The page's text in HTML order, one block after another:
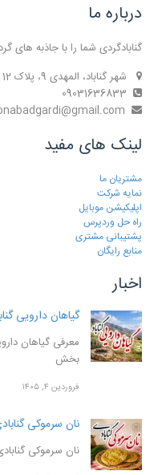
درباره ما
گنابادگردی شما را با جاذبه های
شهر گناباد، المهدی 9، پلاک 12
لینک های مفید
مشتریان ما
نمایه شرکت
اپلیکیشن موبایل
راه حل وردپرس
پشتیبانی مشتری
منابع رایگان
اخبار
گیاهان دارویی
معرفی گیاهان
بخش
فروردین ۴, ۱۴۰۵
نان سرموکی
نان سرموکی